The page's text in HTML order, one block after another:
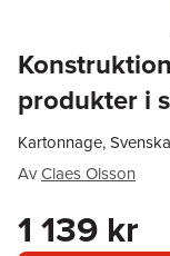
produkter i
Kartonnage,
AvClaes Olsson
1 139 kr